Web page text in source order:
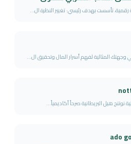
تأسست بهدف رئيسي: تغيير النظرة ال...
المثالية لفهم أسرار المال وتحقيق ال...